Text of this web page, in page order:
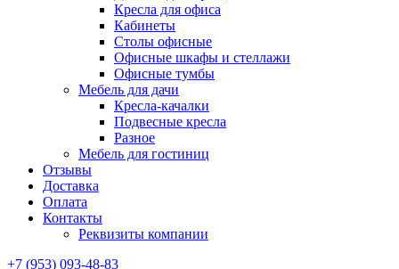
Кресла для офиса
Кабинеты
Столы офисные
Офисные шкафы и стеллажи
Офисные тумбы
Мебель для дачи
Кресла-качалки
Подвесные кресла
Разное
Мебель для гостиниц
Отзывы
Доставка
Оплата
Контакты
Реквизиты компании
+7 (953) 093-48-83